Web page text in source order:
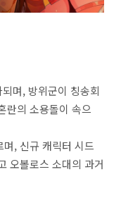
며, 방위군이 칭송회
란의 소용돌이 속으
, 신규 캐릭터 시드
오볼로스 소대의 과거